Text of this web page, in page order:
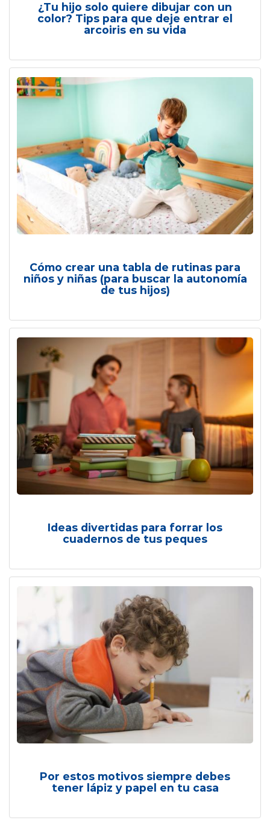
¿Tu hijo solo quiere dibujar con un
color? Tips para que deje entrar el
arcoiris en su vida
Cómo crear una tabla de rutinas para
niños y niñas (para buscar la autonomía
de tus hijos)
Ideas divertidas para forrar los
cuadernos de tus peques
Por estos motivos siempre debes
tener lápiz y papel en tu casa